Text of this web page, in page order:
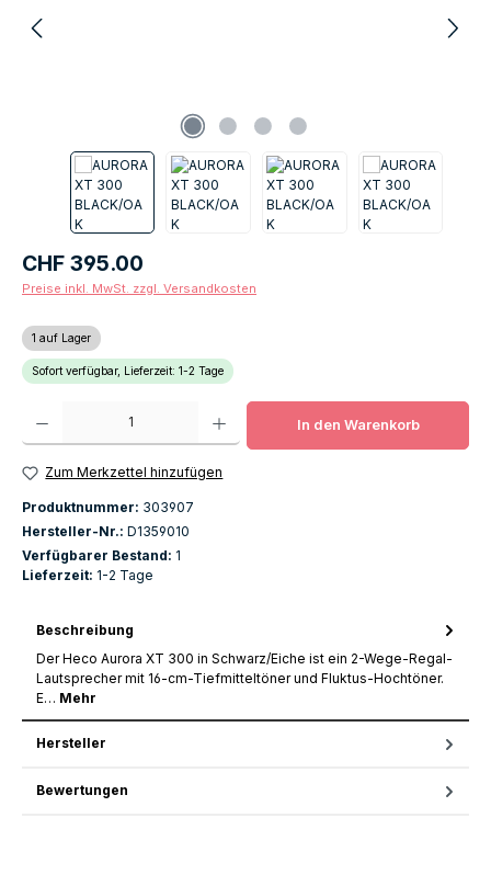
Regulärer Preis:
CHF 395.00
Preise inkl. MwSt. zzgl. Versandkosten
1 auf Lager
Sofort verfügbar, Lieferzeit: 1-2 Tage
Produkt Anzahl: Gib den gewünschten Wert ein oder benutze die
In den Warenkorb
Zum Merkzettel hinzufügen
Produktnummer: 303907
Hersteller-Nr.: D1359010
Verfügbarer Bestand: 1
Lieferzeit: 1-2 Tage
Beschreibung
Der Heco Aurora XT 300 in Schwarz/Eiche ist ein 2-Wege-Regal-
Lautsprecher mit 16-cm-Tiefmitteltöner und Fluktus-Hochtöner.
E… Mehr
Hersteller
Bewertungen